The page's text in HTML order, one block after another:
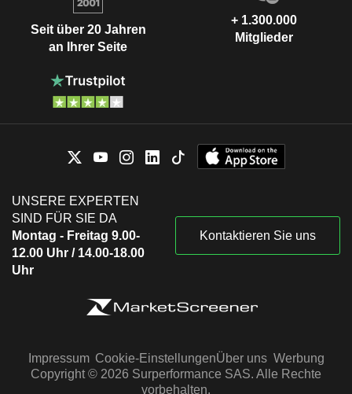
Seit über 20 Jahren
an Ihrer Seite
+ 1.300.000
Mitglieder
UNSERE EXPERTEN
SIND FÜR SIE DA
Montag - Freitag 9.00-
12.00 Uhr / 14.00-18.00
Uhr
Kontaktieren Sie uns
Impressum Cookie-EinstellungenÜber uns Werbung
Copyright © 2026 Surperformance SAS. Alle Rechte
vorbehalten.